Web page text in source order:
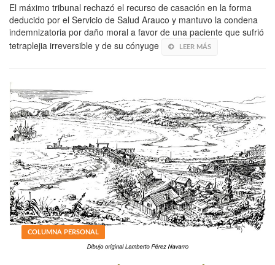
El máximo tribunal rechazó el recurso de casación en la forma
deducido por el Servicio de Salud Arauco y mantuvo la condena
indemnizatoria por daño moral a favor de una paciente que sufrió
tetraplejia irreversible y de su cónyuge
LEER MÁS
COLUMNA PERSONAL